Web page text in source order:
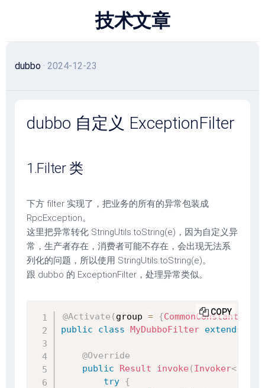
技术文章
dubbo · 2024-12-23
dubbo 自定义 ExceptionFilter
1.Filter 类
下方 filter 实现了，把业务的所有的异常包装成
RpcException。
这里把异常转化 StringUtils.toString(e)，因为自定义异
常，生产者存在，消费者可能不存在，会出现无法系
列化的问题，所以使用 StringUtils.toString(e)。
跟 dubbo 的 ExceptionFilter，处理异常类似。
@Activate ( group = {CommonConstants
public
class MyDubboFilter extends
@Override
public
Result invoke ( Invoker<?
try {
COPY